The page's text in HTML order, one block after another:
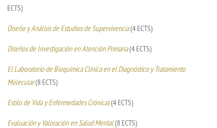
ECTS)
Diseño y Análisis de Estudios de Supervivencia(4 ECTS)
Diseños de Investigación en Atención Primaria(4 ECTS)
El Laboratorio de Bioquímica Clínica en el Diagnóstico y Tratamiento
Molecular(8 ECTS)
Estilo de Vida y Enfermedades Crónicas(4 ECTS)
Evaluación y Valoración en Salud Mental(8 ECTS)